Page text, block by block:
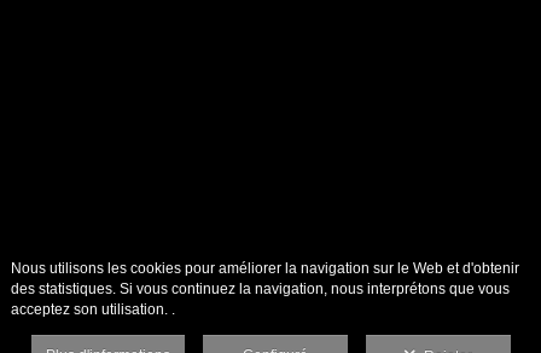
Nous utilisons les cookies pour améliorer la navigation sur le Web et d'obtenir
des statistiques. Si vous continuez la navigation, nous interprétons que vous
acceptez son utilisation. .